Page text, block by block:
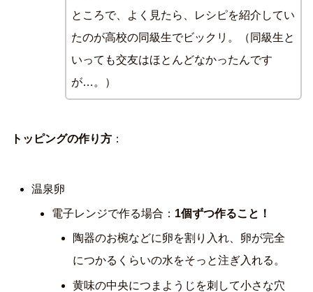
ところで、よく見たら、レシピを紹介してい
たのが高校の同級生でビックリ。（同級生と
いっても交友はほとんどなかったんです
が…。）
トッピングの作り方 ：
温泉卵
電子レンジで作る場合： 1個ずつ作ること！
陶器のお椀などに卵を割り入れ、卵が完全
につかるくらいの水をそっと注ぎ入れる。
黄味の中央につまようじを刺して小さな穴